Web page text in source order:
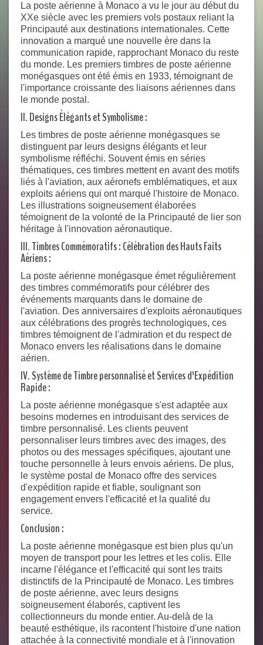
La poste aérienne à Monaco a vu le jour au début du
XXe siècle avec les premiers vols postaux reliant la
Principauté aux destinations internationales. Cette
innovation a marqué une nouvelle ère dans la
communication rapide, rapprochant Monaco du reste
du monde. Les premiers timbres de poste aérienne
monégasques ont été émis en 1933, témoignant de
l'importance croissante des liaisons aériennes dans
le monde postal.
II. Designs Élégants et Symbolisme :
Les timbres de poste aérienne monégasques se
distinguent par leurs designs élégants et leur
symbolisme réfléchi. Souvent émis en séries
thématiques, ces timbres mettent en avant des motifs
liés à l'aviation, aux aéronefs emblématiques, et aux
exploits aériens qui ont marqué l'histoire de Monaco.
Les illustrations soigneusement élaborées
témoignent de la volonté de la Principauté de lier son
héritage à l'innovation aéronautique.
III. Timbres Commémoratifs : Célébration des Hauts Faits
Aériens :
La poste aérienne monégasque émet régulièrement
des timbres commémoratifs pour célébrer des
événements marquants dans le domaine de
l'aviation. Des anniversaires d'exploits aéronautiques
aux célébrations des progrès technologiques, ces
timbres témoignent de l'admiration et du respect de
Monaco envers les réalisations dans le domaine
aérien.
IV. Système de Timbre personnalisé et Services d'Expédition
Rapide :
La poste aérienne monégasque s'est adaptée aux
besoins modernes en introduisant des services de
timbre personnalisé. Les clients peuvent
personnaliser leurs timbres avec des images, des
photos ou des messages spécifiques, ajoutant une
touche personnelle à leurs envois aériens. De plus,
le système postal de Monaco offre des services
d'expédition rapide et fiable, soulignant son
engagement envers l'efficacité et la qualité du
service.
Conclusion :
La poste aérienne monégasque est bien plus qu'un
moyen de transport pour les lettres et les colis. Elle
incarne l'élégance et l'efficacité qui sont les traits
distinctifs de la Principauté de Monaco. Les timbres
de poste aérienne, avec leurs designs
soigneusement élaborés, captivent les
collectionneurs du monde entier. Au-delà de la
beauté esthétique, ils racontent l'histoire d'une nation
attachée à la connectivité mondiale et à l'innovation